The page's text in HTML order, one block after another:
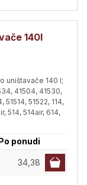
140l
uništavače 140 l;
41504, 41530,
51514, 51522, 114,
514, 514air, 614,
ponudi
34,38